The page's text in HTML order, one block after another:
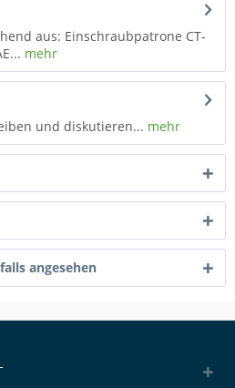
aus: Einschraubpatrone CT-
mehr
und diskutieren... mehr
angesehen